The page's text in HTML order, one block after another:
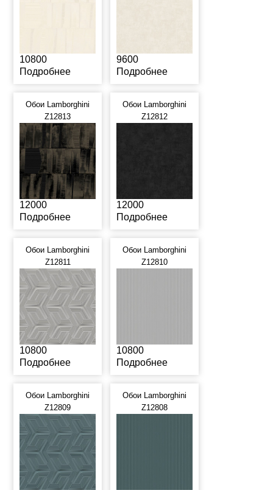
10800
Подробнее
9600
Подробнее
Обои Lamborghini
Z12813
12000
Подробнее
Обои Lamborghini
Z12812
12000
Подробнее
Обои Lamborghini
Z12811
10800
Подробнее
Обои Lamborghini
Z12810
10800
Подробнее
Обои Lamborghini
Z12809
Обои Lamborghini
Z12808